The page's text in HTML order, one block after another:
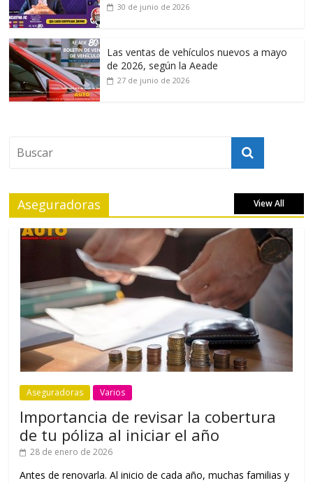
30 de junio de 2026
Las ventas de vehículos nuevos a mayo
de 2026, según la Aeade
27 de junio de 2026
Aseguradoras View All
Aseguradoras Varios
Importancia de revisar la cobertura
de tu póliza al iniciar el año
28 de enero de 2026
Antes de renovarla. Al inicio de cada año, muchas familias y